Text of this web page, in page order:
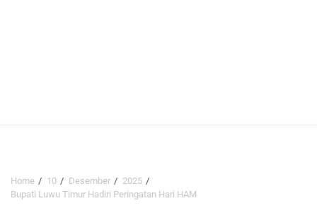
Home 10 Desember
2025
Bupati Luwu Timur Hadiri Peringatan Hari HAM